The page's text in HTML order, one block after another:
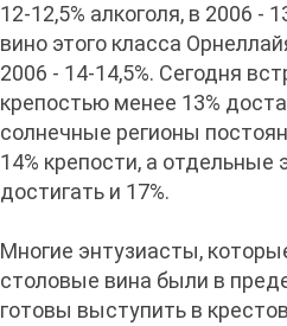
12-12,5% алкоголя, в 2006 -
вино этого класса
2006 - 14-14,5%. Сегодня
крепостью менее 13%
солнечные регионы
14% крепости, а отдельные
достигать и 17%.
Многие энтузиасты,
столовые вина были в
готовы выступить в